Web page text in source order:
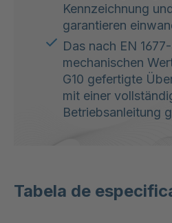
Kennzeichnung
garantieren
Das nach EN
mechanischen
G10 gefertigte
mit einer
Betriebsanleitung
Tabela de